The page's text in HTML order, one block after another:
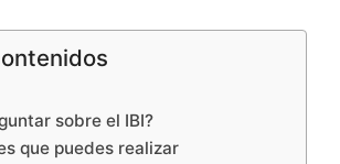
sobre el IBI?
que puedes realizar